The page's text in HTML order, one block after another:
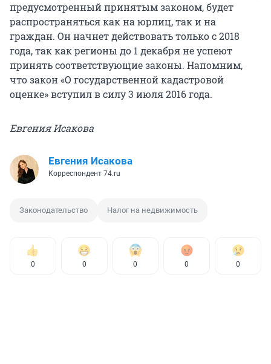
предусмотренный принятым законом, будет
распространяться как на юрлиц, так и на
граждан. Он начнет действовать только с 2018
года, так как регионы до 1 декабря не успеют
принять соответствующие законы. Напомним,
что закон «О государственной кадастровой
оценке» вступил в силу 3 июля 2016 года.
Евгения Исакова
Евгения Исакова
Корреспондент 74.ru
Законодательство Налог на недвижимость
0 0 0 0 0